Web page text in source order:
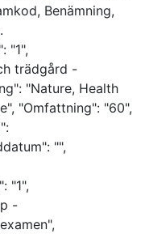
Benämning,
"1",
trädgård -
"Nature, Health
"Omfattning": "60",
"",
"1",
-